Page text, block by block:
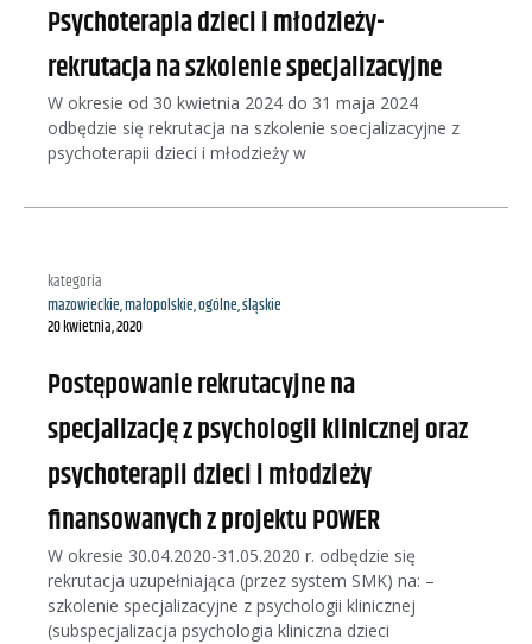
Psychoterapia dzieci i młodzieży-
rekrutacja na szkolenie specjalizacyjne
W okresie od 30 kwietnia 2024 do 31 maja 2024
odbędzie się rekrutacja na szkolenie soecjalizacyjne z
psychoterapii dzieci i młodzieży w
kategoria
mazowieckie,małopolskie,ogólne,śląskie
20 kwietnia, 2020
Postępowanie rekrutacyjne na
specjalizację z psychologii klinicznej oraz
psychoterapii dzieci i młodzieży
finansowanych z projektu POWER
W okresie 30.04.2020-31.05.2020 r. odbędzie się
rekrutacja uzupełniająca (przez system SMK) na: –
szkolenie specjalizacyjne z psychologii klinicznej
(subspecjalizacja psychologia kliniczna dzieci